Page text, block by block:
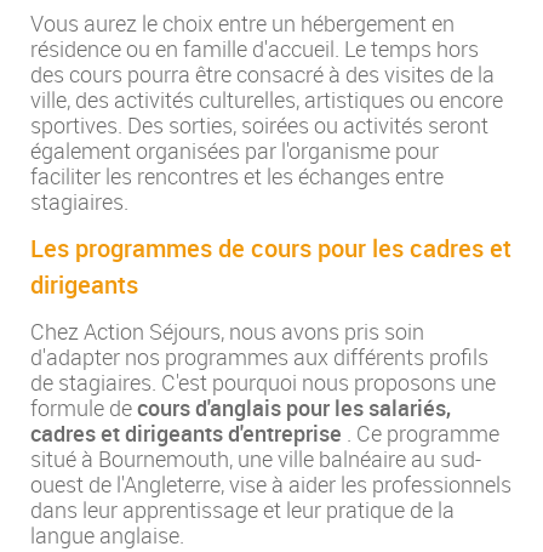
Vous aurez le choix entre un hébergement en
résidence ou en famille d'accueil. Le temps hors
des cours pourra être consacré à des visites de la
ville, des activités culturelles, artistiques ou encore
sportives. Des sorties, soirées ou activités seront
également organisées par l'organisme pour
faciliter les rencontres et les échanges entre
stagiaires.
Les programmes de cours pour les cadres et
dirigeants
Chez Action Séjours, nous avons pris soin
d'adapter nos programmes aux différents profils
de stagiaires. C'est pourquoi nous proposons une
formule decours d'anglais pour les salariés,
cadres et dirigeants d'entreprise . Ce programme
situé à Bournemouth, une ville balnéaire au sud-
ouest de l'Angleterre, vise à aider les professionnels
dans leur apprentissage et leur pratique de la
langue anglaise.